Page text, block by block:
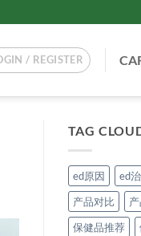
/ REGISTER
TAG
ed原因 ed
产品对比
保健品推荐